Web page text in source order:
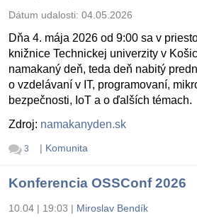
Dátum udalosti: 04.05.2026
Dňa 4. mája 2026 od 9:00 sa v
knižnice Technickej univerzity v
namakaný deň, teda deň nabitý
o vzdelávaní v IT, programovaní,
bezpečnosti, IoT a o ďalších témach.
Zdroj: namakanyden.sk
3 | Komunita
Konferencia OSSConf 2026
10.04 | 19:03 | Miroslav Bendík